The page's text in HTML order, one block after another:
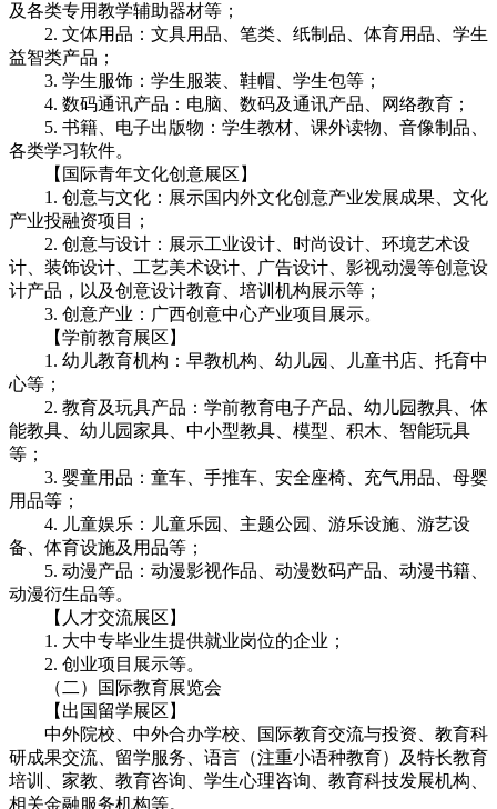
及各类专用教学辅助器材等；
2. 文体用品：文具用品、笔类、纸制品、体育用品、学生
益智类产品；
3. 学生服饰：学生服装、鞋帽、学生包等；
4. 数码通讯产品：电脑、数码及通讯产品、网络教育；
5. 书籍、电子出版物：学生教材、课外读物、音像制品、
各类学习软件。
【国际青年文化创意展区】
1. 创意与文化：展示国内外文化创意产业发展成果、文化
产业投融资项目；
2. 创意与设计：展示工业设计、时尚设计、环境艺术设
计、装饰设计、工艺美术设计、广告设计、影视动漫等创意设
计产品，以及创意设计教育、培训机构展示等；
3. 创意产业：广西创意中心产业项目展示。
【学前教育展区】
1. 幼儿教育机构：早教机构、幼儿园、儿童书店、托育中
心等；
2. 教育及玩具产品：学前教育电子产品、幼儿园教具、体
能教具、幼儿园家具、中小型教具、模型、积木、智能玩具
等；
3. 婴童用品：童车、手推车、安全座椅、充气用品、母婴
用品等；
4. 儿童娱乐：儿童乐园、主题公园、游乐设施、游艺设
备、体育设施及用品等；
5. 动漫产品：动漫影视作品、动漫数码产品、动漫书籍、
动漫衍生品等。
【人才交流展区】
1. 大中专毕业生提供就业岗位的企业；
2. 创业项目展示等。
（二）国际教育展览会
【出国留学展区】
中外院校、中外合办学校、国际教育交流与投资、教育科
研成果交流、留学服务、语言（注重小语种教育）及特长教育
培训、家教、教育咨询、学生心理咨询、教育科技发展机构、
相关金融服务机构等。